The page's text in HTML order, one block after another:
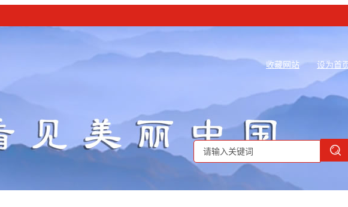
收藏网站 设为首